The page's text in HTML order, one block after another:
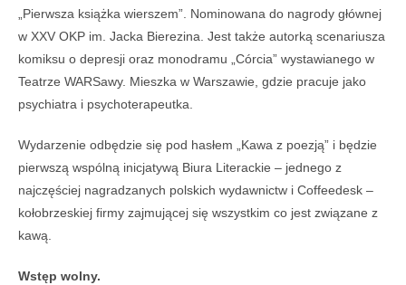
„Pierwsza książka wierszem”. Nominowana do nagrody głównej
w XXV OKP im. Jacka Bierezina. Jest także autorką scenariusza
komiksu o depresji oraz monodramu „Córcia” wystawianego w
Teatrze WARSawy. Mieszka w Warszawie, gdzie pracuje jako
psychiatra i psychoterapeutka.
Wydarzenie odbędzie się pod hasłem „Kawa z poezją” i będzie
pierwszą wspólną inicjatywą Biura Literackie – jednego z
najczęściej nagradzanych polskich wydawnictw i Coffeedesk –
kołobrzeskiej firmy zajmującej się wszystkim co jest związane z
kawą.
Wstęp wolny.